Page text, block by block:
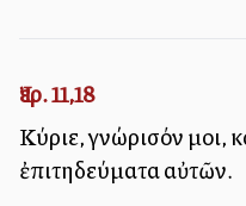
Ἰερ. 11,18
Κύριε, γνώρισόν μοι,
ἐπιτηδεύματα αὐτῶν.